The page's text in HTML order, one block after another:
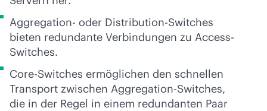
Aggregation- oder Distribution-Switches
bieten redundante Verbindungen zu Access-
Switches.
Core-Switches ermöglichen den schnellen
Transport zwischen Aggregation-Switches,
die in der Regel in einem redundanten Paar